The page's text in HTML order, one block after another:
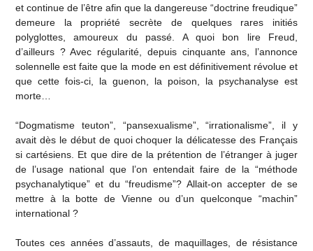
et continue de l’être afin que la dangereuse “doctrine freudique”
demeure la propriété secrète de quelques rares initiés
polyglottes, amoureux du passé. A quoi bon lire Freud,
d’ailleurs ? Avec régularité, depuis cinquante ans, l’annonce
solennelle est faite que la mode en est définitivement révolue et
que cette fois-ci, la guenon, la poison, la psychanalyse est
morte…
“Dogmatisme teuton”, “pansexualisme”, “irrationalisme”, il y
avait dès le début de quoi choquer la délicatesse des Français
si cartésiens. Et que dire de la prétention de l’étranger à juger
de l’usage national que l’on entendait faire de la “méthode
psychanalytique” et du “freudisme”? Allait-on accepter de se
mettre à la botte de Vienne ou d’un quelconque “machin”
international ?
Toutes ces années d’assauts, de maquillages, de résistance